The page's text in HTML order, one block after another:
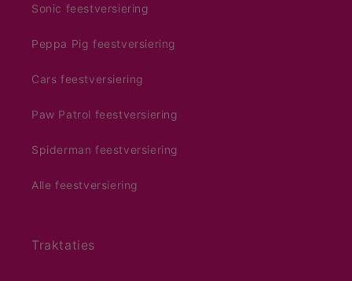
Sonic feestversiering
Peppa Pig feestversiering
Cars feestversiering
Paw Patrol feestversiering
Spiderman feestversiering
Alle feestversiering
Traktaties